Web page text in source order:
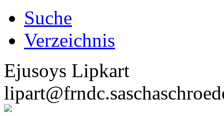
Suche
Verzeichnis
Ejusoys Lipkart